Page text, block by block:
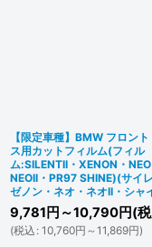
【限定車種】BMW フロン
ス用カットフィルム(フィル
ム:SILENTII・XENON・NEO
NEOII・PR97 SHINE)(サイ
ゼノン・ネオ・ネオII・シャ
9,781 円 ～10,790円(
(税込 : 10,760円 ～11,869円)